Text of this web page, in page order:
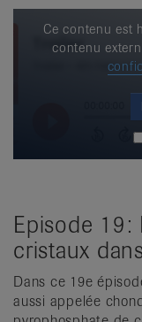
Ce contenu est
contenu
Episode 19:
cristaux
Dans ce 19e
aussi appelée